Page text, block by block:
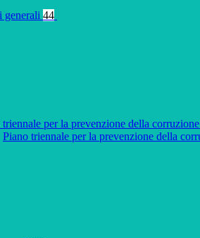
generali 44
triennale per la prevenzione della
Piano triennale per la prevenzione della